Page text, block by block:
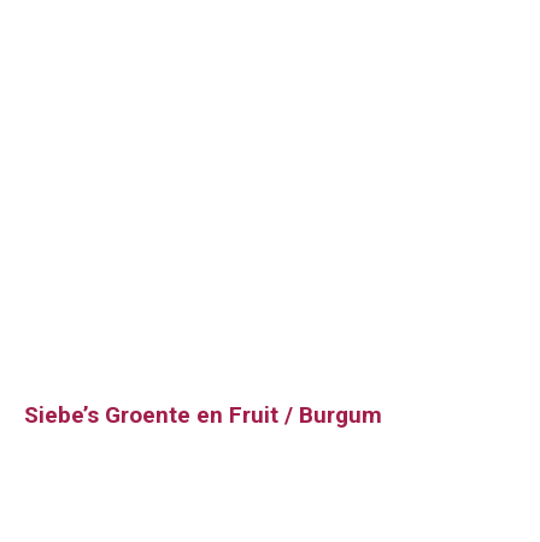
Siebe’s Groente en Fruit / Burgum